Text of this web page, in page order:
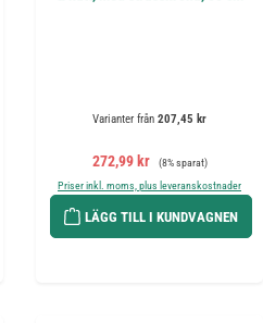
Varianter från 207,45 kr
Försäljningspris:
272,99 kr Ordinarie pris:
(8% sparat)
Priser inkl. moms, plus leveranskostnader
LÄGG TILL I KUNDVAGNEN